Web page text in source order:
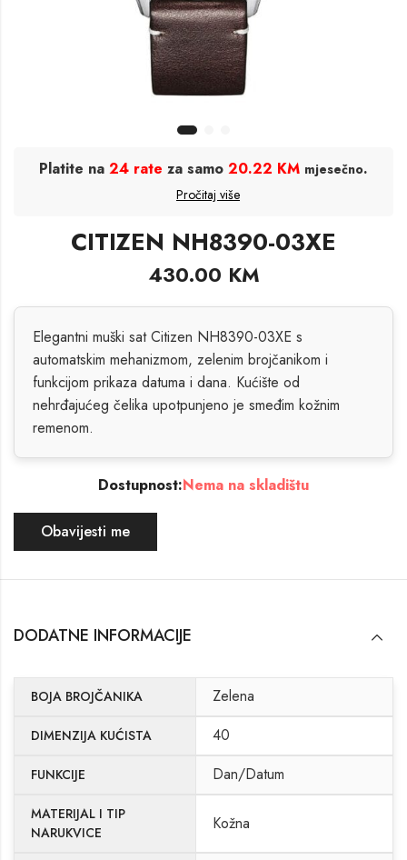
Platite na 24 rate za samo 20.22 KM mjesečno.
Pročitaj više
CITIZEN NH8390-03XE
430.00 KM
Elegantni muški sat Citizen NH8390-03XE s
automatskim mehanizmom, zelenim brojčanikom i
funkcijom prikaza datuma i dana. Kućište od
nehrđajućeg čelika upotpunjeno je smeđim kožnim
remenom.
Dostupnost:Nema na skladištu
Obavijesti me
DODATNE INFORMACIJE
BOJA BROJČANIKA Zelena
DIMENZIJA KUĆISTA 40
FUNKCIJE Dan/Datum
MATERIJAL I TIP
NARUKVICE
Kožna